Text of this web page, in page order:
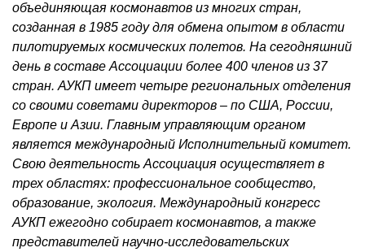
объединяющая космонавтов из многих стран,
созданная в 1985 году для обмена опытом в области
пилотируемых космических полетов. На сегодняшний
день в составе Ассоциации более 400 членов из 37
стран. АУКП имеет четыре региональных отделения
со своими советами директоров – по США, России,
Европе и Азии. Главным управляющим органом
является международный Исполнительный комитет.
Свою деятельность Ассоциация осуществляет в
трех областях: профессиональное сообщество,
образование, экология. Международный конгресс
АУКП ежегодно собирает космонавтов, а также
представителей научно-исследовательских